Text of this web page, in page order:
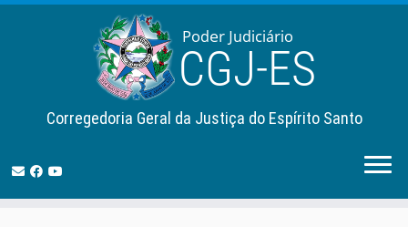
Corregedoria Geral da Justiça do Espírito Santo